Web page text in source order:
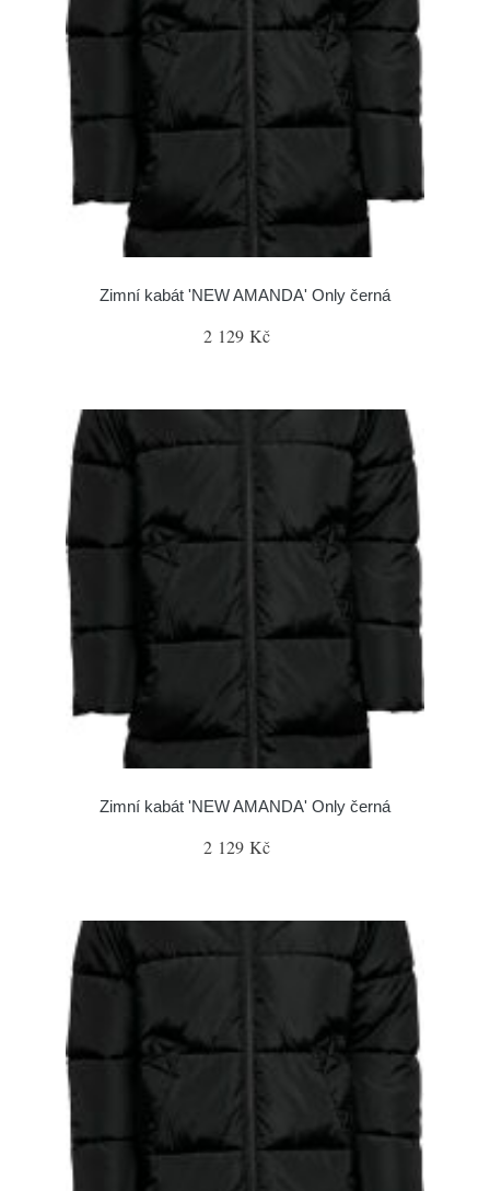
Zimní kabát 'NEW AMANDA' Only černá
2 129 Kč
Zimní kabát 'NEW AMANDA' Only černá
2 129 Kč